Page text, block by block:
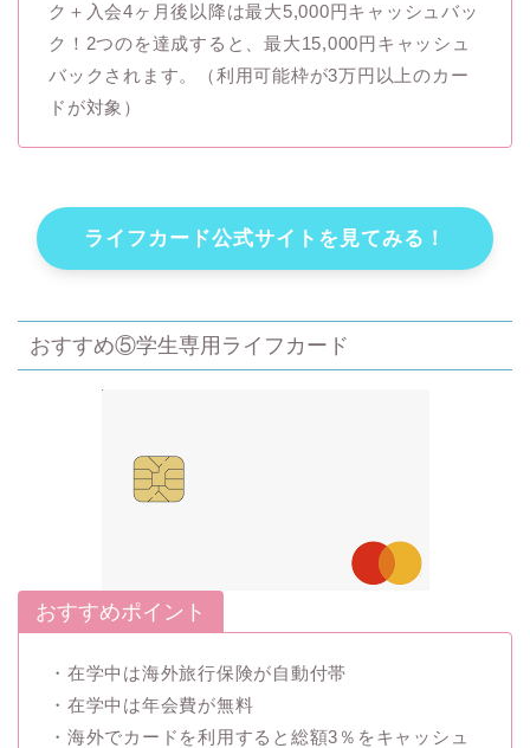
ク＋入会4ヶ月後以降は最大5,000円キャッシュバッ
ク！2つのを達成すると、最大15,000円キャッシュ
バックされます。（利用可能枠が3万円以上のカー
ドが対象）
ライフカード公式サイトを見てみる！
おすすめ⑤学生専用ライフカード
おすすめポイント
・在学中は海外旅行保険が自動付帯
・在学中は年会費が無料
・海外でカードを利用すると総額3％をキャッシュ